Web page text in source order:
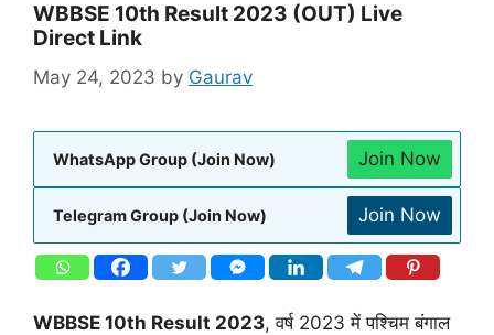
WBBSE 10th Result 2023 (OUT) Live
Direct Link
May 24, 2023 by Gaurav
WhatsApp Group (Join Now) Join Now
Telegram Group (Join Now) Join Now
WBBSE 10th Result 2023, वर्ष 2023 में पश्चिम बंगाल